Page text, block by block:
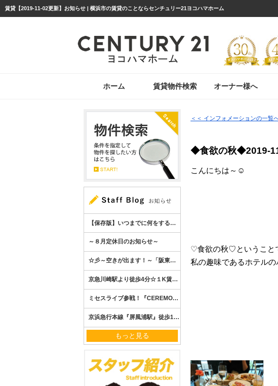
賃貸【2019-11-02更新】お知らせ | 横浜市の賃貸のことならセンチュリー21ヨコハマホーム
ホーム 賃貸物件検索 オーナー様へ
＜＜ インフォメーションの一覧
◆食欲の秋◆2019-
こんにちは～☺
♡食欲の秋♡ということ
私の趣味であるホテル
もっと見る